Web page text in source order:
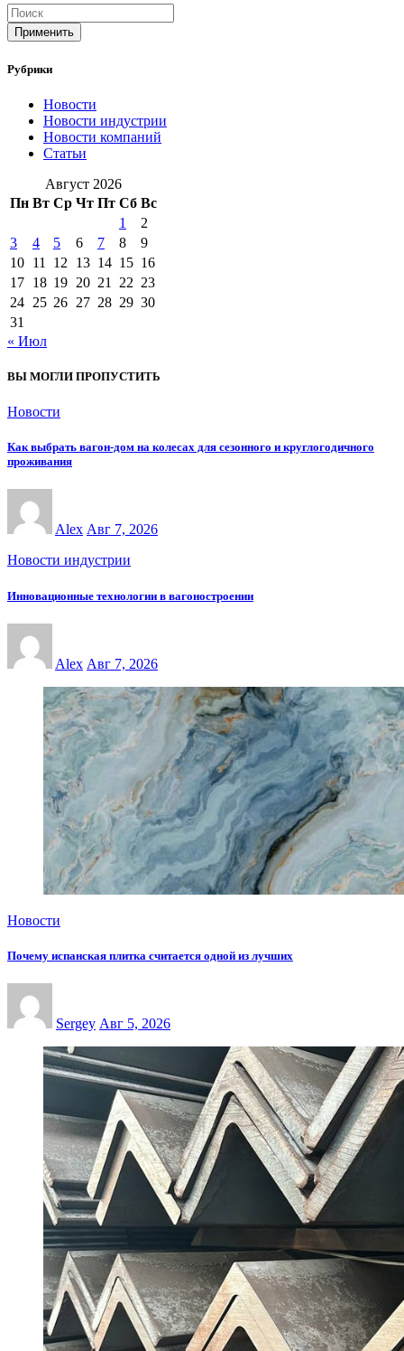
Применить
Рубрики
Новости
Новости индустрии
Новости компаний
Статьи
Август 2026
Пн Вт Ср Чт Пт Сб Вс
1
2
3
4 5 6 7 8
9
10 11 12 13 14 15 16
17 18 19 20 21 22 23
24 25 26 27 28 29 30
31
« Июл
ВЫ МОГЛИ ПРОПУСТИТЬ
Новости
Как выбрать вагон-дом на колесах для сезонного и круглогодичного
проживания
Alex Авг 7, 2026
Новости индустрии
Инновационные технологии в вагоностроении
Alex Авг 7, 2026
Новости
Почему испанская плитка считается одной из лучших
Sergey Авг 5, 2026